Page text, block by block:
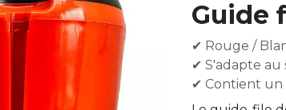
Guide
✔ Rouge /
✔ S'adapte
✔ Contient